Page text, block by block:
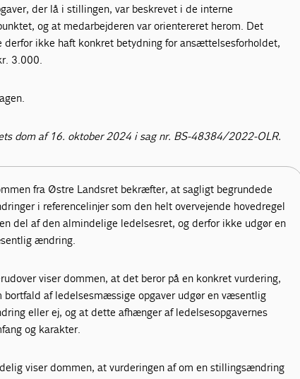
der lå i stillingen, var beskrevet i de interne
og at medarbejderen var orientereret herom. Det
ikke haft konkret betydning for ansættelsesforholdet,
3.000.
dom af 16. oktober 2024 i sag nr. BS-48384/2022-OLR.
fra Østre Landsret bekræfter, at sagligt begrundede
i referencelinjer som den helt overvejende hovedregel
del af den almindelige ledelsesret, og derfor ikke udgør en
ændring.
viser dommen, at det beror på en konkret vurdering,
bortfald af ledelsesmæssige opgaver udgør en væsentlig
eller ej, og at dette afhænger af ledelsesopgavernes
og karakter.
viser dommen, at vurderingen af om en stillingsændring